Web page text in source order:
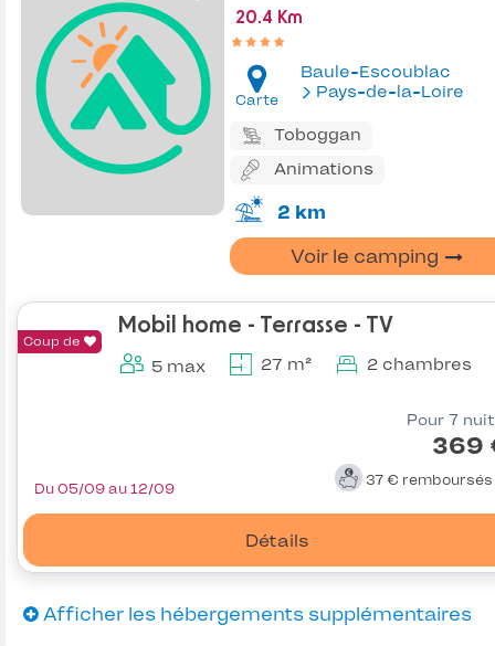
20.4 Km
Carte
Baule-Escoublac
Pays-de-la-Loire
Toboggan
Animations
2 km
Voir le camping
Coup de
Mobil home - Terrasse - TV
5 max 27 m² 2 chambres
Pour 7
369
37 € remboursés
Détails
Du 05/09 au 12/09
Afficher les hébergements supplémentaires